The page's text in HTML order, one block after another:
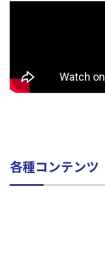
各種コンテンツ